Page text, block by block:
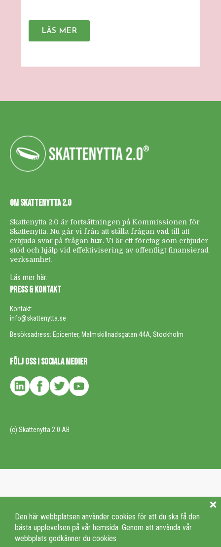
härmed in regionråd Aida Hadžialić och
oppositionsregionråd Kristoffer Tamsons till ett
LÄS MER
®
OM SKATTENYTTA 2.0
Skattenytta 2.0 är fortsättningen på Kommissionen för
Skattenytta. Nu går vi från att ställa frågan vad till att
erbjuda svar på frågan hur. Vi är ett företag som erbjuder
stöd och hjälp vid effektivisering av offentligt finansierad
verksamhet.
Läs mer här.
PRESS & KONTAKT
Kontakt:
info@skattenytta.se
Besöksadress: Epicenter, Malmskillnadsgatan 44A, Stockholm
FÖLJ OSS I SOCIALA MEDIER
(c) Skattenytta 2.0 AB
Den här webbplatsen använder cookies för att du ska få den
bästa upplevelsen på vår hemsida. Genom att använda vår
webbplats godkänner du cookies